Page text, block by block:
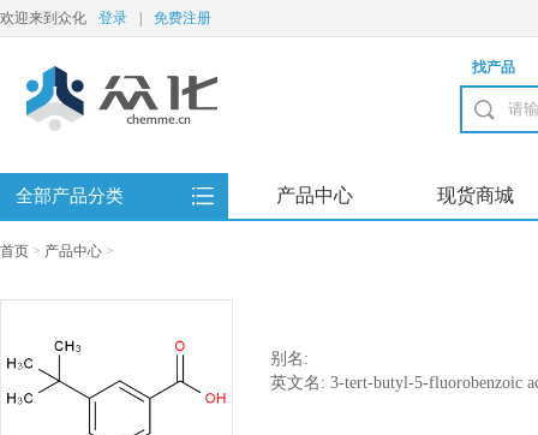
欢迎来到众化 登录 免费注册
找产品
全部产品分类 产品中心 现货商城
首页 > 产品中心 >
别名:
英文名: 3-tert-butyl-5-fluorobenzoic